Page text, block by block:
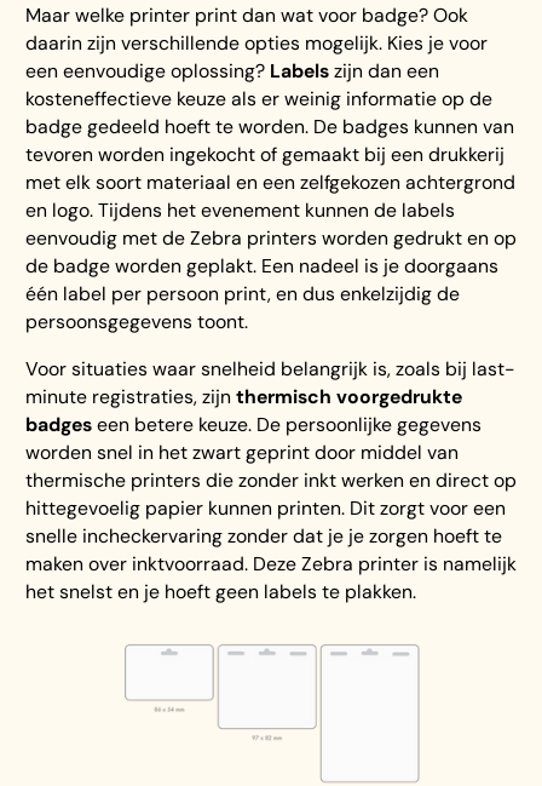
Maar welke printer print dan wat voor badge? Ook
daarin zijn verschillende opties mogelijk. Kies je voor
een eenvoudige oplossing? Labelszijn dan een
kosteneffectieve keuze als er weinig informatie op de
badge gedeeld hoeft te worden. De badges kunnen van
tevoren worden ingekocht of gemaakt bij een drukkerij
met elk soort materiaal en een zelfgekozen achtergrond
en logo. Tijdens het evenement kunnen de labels
eenvoudig met de Zebra printers worden gedrukt en op
de badge worden geplakt. Een nadeel is je doorgaans
één label per persoon print, en dus enkelzijdig de
persoonsgegevens toont.
Voor situaties waar snelheid belangrijk is, zoals bij last-
minute registraties, zijnthermisch voorgedrukte
badgeseen betere keuze. De persoonlijke gegevens
worden snel in het zwart geprint door middel van
thermische printers die zonder inkt werken en direct op
hittegevoelig papier kunnen printen. Dit zorgt voor een
snelle incheckervaring zonder dat je je zorgen hoeft te
maken over inktvoorraad. Deze Zebra printer is namelijk
het snelst en je hoeft geen labels te plakken.